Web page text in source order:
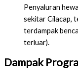
Penyaluran
sekitar Cilacap,
terdampak
terluar).
Dampak